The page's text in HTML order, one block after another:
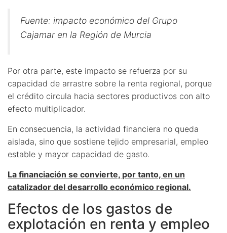
Fuente: impacto económico del Grupo
Cajamar en la Región de Murcia
Por otra parte, este impacto se refuerza por su
capacidad de arrastre sobre la renta regional, porque
el crédito circula hacia sectores productivos con alto
efecto multiplicador.
En consecuencia, la actividad financiera no queda
aislada, sino que sostiene tejido empresarial, empleo
estable y mayor capacidad de gasto.
La financiación se convierte, por tanto, en un
catalizador del desarrollo económico regional.
Efectos de los gastos de
explotación en renta y empleo